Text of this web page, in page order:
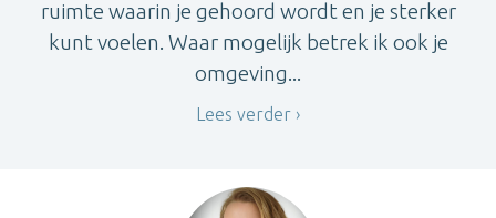
ruimte waarin je gehoord wordt en je sterker
kunt voelen. Waar mogelijk betrek ik ook je
omgeving...
Lees verder